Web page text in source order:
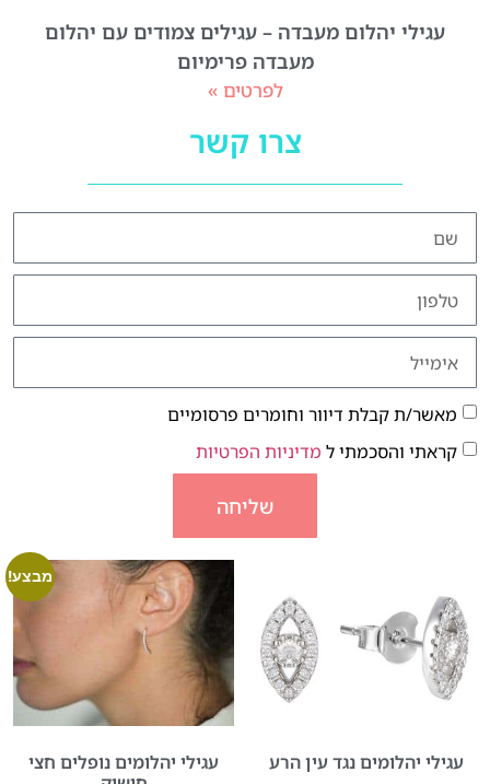
עגילי יהלום מעבדה – עגילים צמודים עם יהלום
מעבדה פרימיום
לפרטים »
צרו קשר
מאשר/ת קבלת דיוור וחומרים פרסומיים
קראתי והסכמתי ל מדיניות הפרטיות
שליחה
עגילי יהלומים נגד עין הרע
מבצע!
עגילי יהלומים נופלים חצי